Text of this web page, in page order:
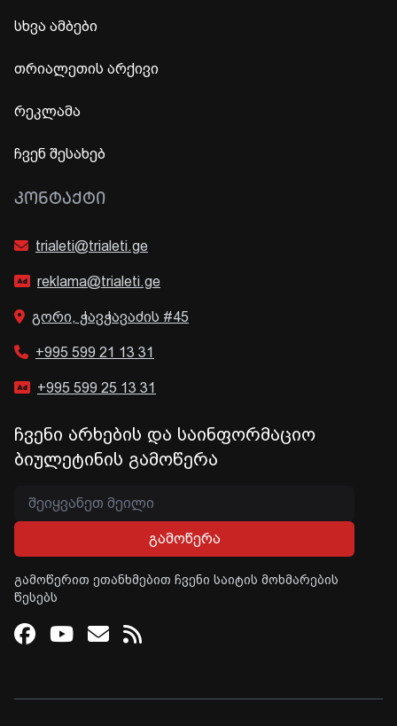
სხვა ამბები
თრიალეთის არქივი
რეკლამა
ჩვენ შესახებ
ᲙᲝᲜᲢᲐᲥᲢᲘ
trialeti@trialeti.ge
reklama@trialeti.ge
გორი, ჭავჭავაძის #45
+995 599 21 13 31
+995 599 25 13 31
ჩვენი არხების და საინფორმაციო
ბიულეტინის გამოწერა
გამოწერა
გამოწერით ეთანხმებით ჩვენი საიტის მოხმარების
წესებს
Facebook
Youtube
Email
RSS